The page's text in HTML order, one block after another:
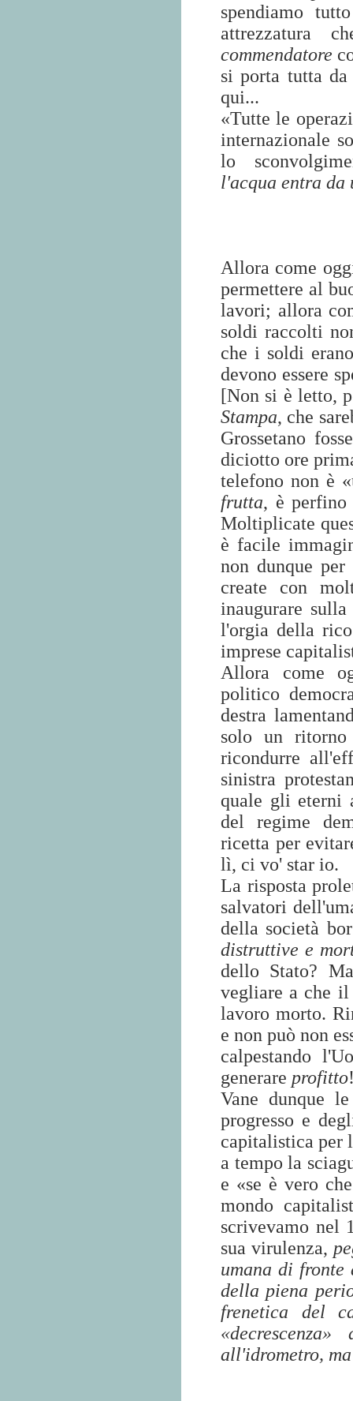
spendiamo
attrezzatura
commendatore
si porta tutta
qui...
«Tutte le
internazionale
lo
l'acqua entra da
Allora come
permettere al
lavori; allora
soldi raccolti
che i soldi
devono essere
[Non si è letto,
Stampa, che
Grossetano
diciotto ore
telefono non è
frutta, è perfino
Moltiplicate
è facile
non dunque per
create con
inaugurare
l'orgia della
imprese
Allora come
politico
destra
solo un ritorno
ricondurre
sinistra
quale gli eterni
del regime
ricetta per
lì, ci vo' star io.
La risposta
salvatori
della società
distruttive e
dello Stato?
vegliare a che
lavoro morto.
e non può non
calpestando
generare profitto
Vane dunque
progresso e
capitalistica per
a tempo la
e «se è vero
mondo
scrivevamo nel
sua virulenza,
umana di
della piena
frenetica del
all'idrometro,